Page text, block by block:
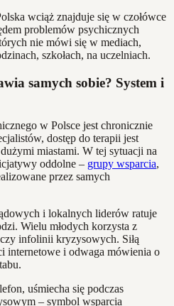
wciąż znajduje się w czołówce
problemów psychicznych
nie mówi się w mediach,
szkołach, na uczelniach.
samych sobie? System i
w Polsce jest chronicznie
dostęp do terapii jest
miastami. W tej sytuacji na
oddolne – grupy wsparcia,
przez samych
i lokalnych liderów ratuje
Wielu młodych korzysta z
infolinii kryzysowych. Siłą
internetowe i odwaga mówienia o